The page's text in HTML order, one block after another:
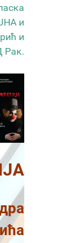
и
и
Рак.